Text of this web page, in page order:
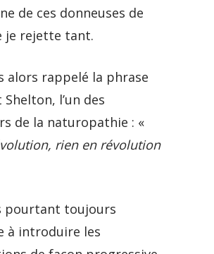
de ces donneuses de
je rejette tant.
alors rappelé la phrase
Shelton, l’un des
de la naturopathie : «
rien en révolution
pourtant toujours
à introduire les